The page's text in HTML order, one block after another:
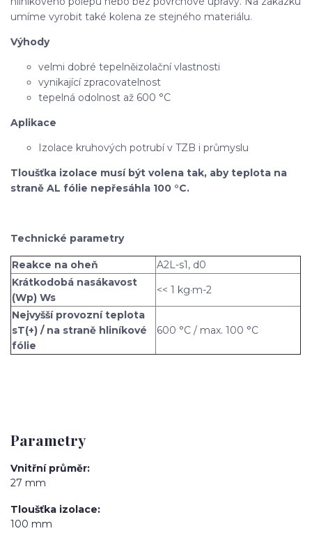
umíme vyrobit také kolena ze stejného materiálu.
Výhody
velmi dobré tepelněizolační vlastnosti
vynikající zpracovatelnost
tepelná odolnost až 600 °C
Aplikace
Izolace kruhových potrubí v TZB i průmyslu
Tloušťka izolace musí být volena tak, aby teplota na
straně AL fólie nepřesáhla 100 °C.
Technické parametry
Reakce na oheň
A2L-s1, d0
Krátkodobá nasákavost
(Wp) Ws
<< 1 kg·m-2
Nejvyšší provozní teplota
sT(+) / na straně hliníkové
fólie
600 °C / max. 100 °C
Parametry
Vnitřní průměr
27 mm
Tloušťka izolace
100 mm